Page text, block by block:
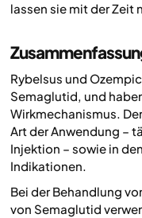
lassen sie mit der Zeit
Rybelsus und
Semaglutid, und
Wirkmechanismus.
Art der Anwendung –
Injektion – sowie in
Indikationen.
Bei der Behandlung
von Semaglutid